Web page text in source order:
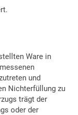
Ware in
und
Nichterfüllung zu
trägt der
oder der